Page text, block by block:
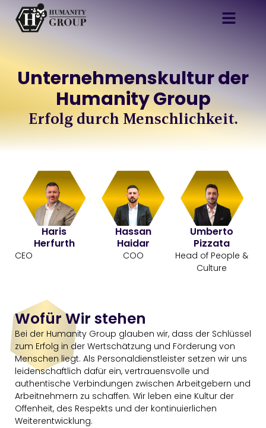
Unternehmens­kultur der
Humanity Group
Erfolg durch Menschlichkeit.
Haris
Herfurth
CEO
Hassan
Haidar
COO
Umberto
Pizzata
Head of People &
Culture
Wofür Wir stehen
Bei der Humanity Group glauben wir, dass der Schlüssel
zum Erfolg in der Wertschätzung und Förderung von
Menschen liegt. Als Personaldienstleister setzen wir uns
leidenschaftlich dafür ein, vertrauensvolle und
authentische Verbindungen zwischen Arbeitgebern und
Arbeitnehmern zu schaffen. Wir leben eine Kultur der
Offenheit, des Respekts und der kontinuierlichen
Weiterentwicklung.